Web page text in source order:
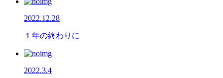
2022.12.28
１年の終わりに
2022.3.4